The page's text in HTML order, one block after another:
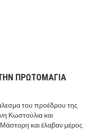
ΠΡΩΤΟΜΑΓΙΑ
του προέδρου της
Κωστούλια και
και έλαβαν μέρος